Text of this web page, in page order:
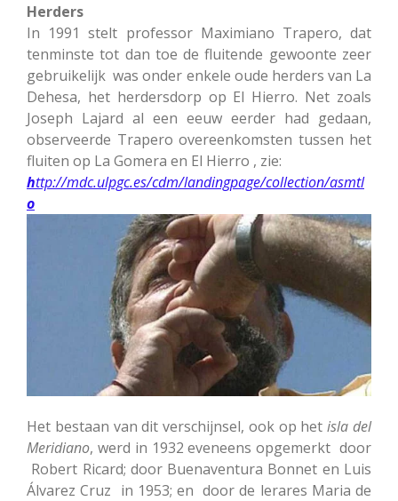
Herders
In 1991 stelt professor Maximiano Trapero, dat
tenminste tot dan toe de fluitende gewoonte zeer
gebruikelijk was onder enkele oude herders van La
Dehesa, het herdersdorp op El Hierro. Net zoals
Joseph Lajard al een eeuw eerder had gedaan,
observeerde Trapero overeenkomsten tussen het
fluiten op La Gomera en El Hierro , zie:
http://mdc.ulpgc.es/cdm/landingpage/collection/asmtl
o
Het bestaan van dit verschijnsel, ook op hetisla del
Meridiano, werd in 1932 eveneens opgemerkt door
Robert Ricard; door Buenaventura Bonnet en Luis
Álvarez Cruz in 1953; en door de lerares Maria de